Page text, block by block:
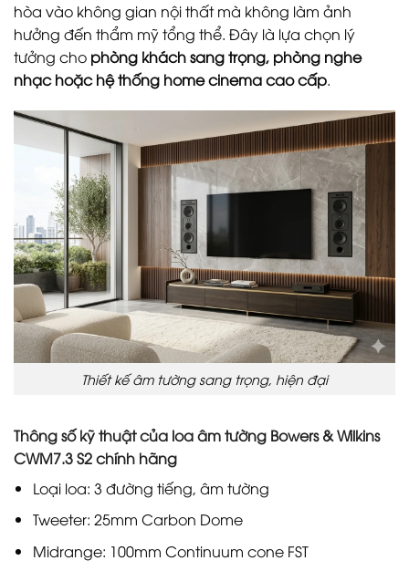
hòa vào không gian nội thất mà không làm ảnh
hưởng đến thẩm mỹ tổng thể. Đây là lựa chọn lý
tưởng cho phòng khách sang trọng, phòng nghe
nhạc hoặc hệ thống home cinema cao cấp.
Thiết kế âm tường sang trọng, hiện đại
Thông số kỹ thuật của loa âm tường Bowers & Wilkins
CWM7.3 S2 chính hãng
Loại loa: 3 đường tiếng, âm tường
Tweeter: 25mm Carbon Dome
Midrange: 100mm Continuum cone FST